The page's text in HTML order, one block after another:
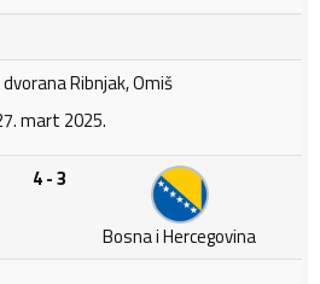
Ribnjak, Omiš
mart 2025.
4 - 3
Bosna i Hercegovina